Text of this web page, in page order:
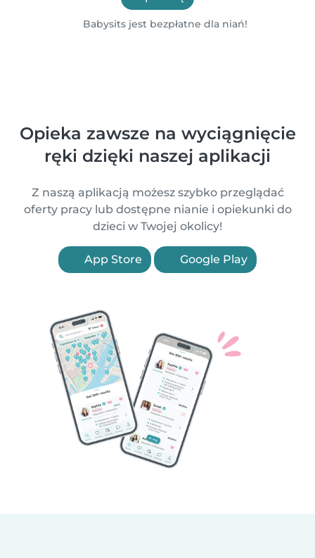
Babysits jest bezpłatne dla niań!
Opieka zawsze na wyciągnięcie
ręki dzięki naszej aplikacji
Z naszą aplikacją możesz szybko przeglądać
oferty pracy lub dostępne nianie i opiekunki do
dzieci w Twojej okolicy!
App Store Google Play